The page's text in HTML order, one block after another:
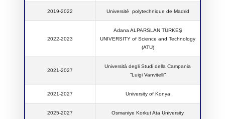
2019-2022 Université polytechnique de Madrid
2022-2023
Adana ALPARSLAN TÜRKEŞ
UNIVERSITY of Science and Technology
(ATU)
2021-2027
Università degli Studi della Campania
“Luigi Vanvitelli”
2021-2027 University of Konya
2025-2027 Osmaniye Korkut Ata University